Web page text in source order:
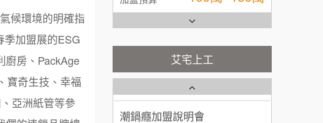
候環境的明確指
季加盟展的ESG
房、 PackAge
寶奇生技、幸福
亞洲紙管等參
林 先生/小姐 屏東縣
加盟預算 100萬 ~ 200萬
吳 先生/小姐 屏東縣
加盟預算 100萬~200萬
艾宅上工
台灣G湯加盟說明會
彭富貴加盟說明會
NU PASTA義大利麵加盟說明
會
潮鍋癮加盟說明會
藍象廷泰式火鍋加盟說明會
日十。早午食加盟說明會